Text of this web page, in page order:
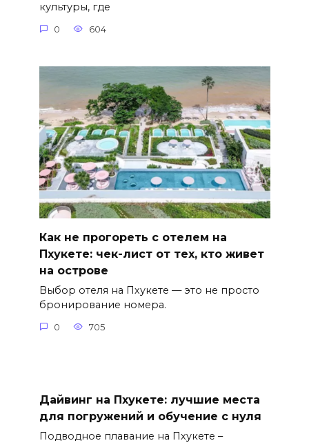
культуры, где
0 604
Как не прогореть с отелем на
Пхукете: чек-лист от тех, кто живет
на острове
Выбор отеля на Пхукете — это не просто
бронирование номера.
0 705
Дайвинг на Пхукете: лучшие места
для погружений и обучение с нуля
Подводное плавание на Пхукете –